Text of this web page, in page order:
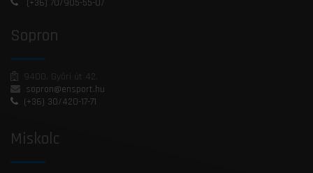
(+36) 70/905-55-07
Sopron
9400, Győri út 42.
sopron@ensport.hu
(+36) 30/420-17-71
Miskolc